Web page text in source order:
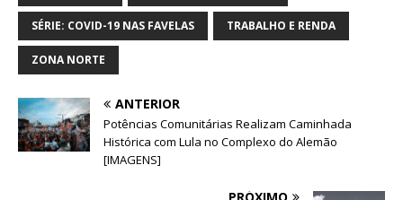
SÉRIE: COVID-19 NAS FAVELAS TRABALHO E RENDA
ZONA NORTE
ANTERIOR
Potências Comunitárias Realizam Caminhada
Histórica com Lula no Complexo do Alemão
[IMAGENS]
PRÓXIMO